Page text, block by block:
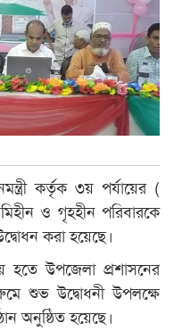
কর্তৃক ৩য় পর্যায়ের (
ও গৃহহীন পরিবারকে
করা হয়েছে।
উপজেলা প্রশাসনের
শুভ উদ্বোধনী উপলক্ষে
অনুষ্ঠিত হয়েছে।